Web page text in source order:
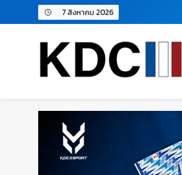
7 สิงหาคม 2026